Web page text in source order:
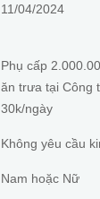
11/04/2024
Phụ cấp
ăn trưa tại Công
30k/ngày
Không yêu cầu
Nam hoặc Nữ